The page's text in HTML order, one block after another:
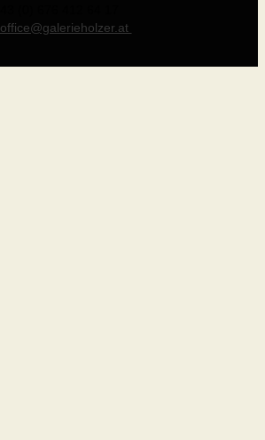
office@galerieholzer.at